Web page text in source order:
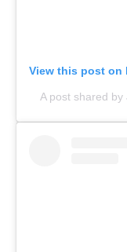
View this post on
A post shared